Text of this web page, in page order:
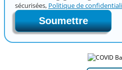
sécurisées, Politique de
Soumettre